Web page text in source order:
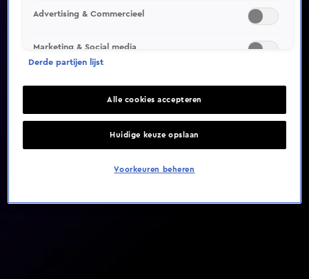
Advertising & Commercieel
Marketing & Social media
Derde partijen lijst
Alle cookies accepteren
Huidige keuze opslaan
Voorkeuren beheren